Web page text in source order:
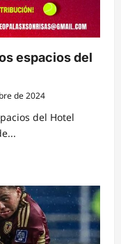
espacios del
de 2024
del Hotel